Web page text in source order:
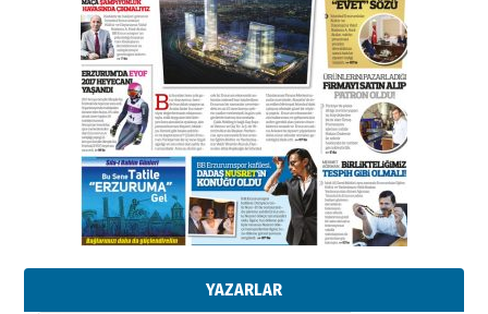
YAZARLAR
Kadir SABUNCUOĞLU
Erzurumspor’un köşe taşları
29 Haziran 2026 Pazartesi
Kenan GÜLERCİ
Murat Şahsuvaroğlu ERKON’da
çıtayı yukarı taşırken,
yönetimdekiler aşağı
çekmemeli!
17 Şubat 2026 SalıOrhan BOZKURT
Bir fotoğraf, bir şehir, bir
gazeteci… Dizginler kimin